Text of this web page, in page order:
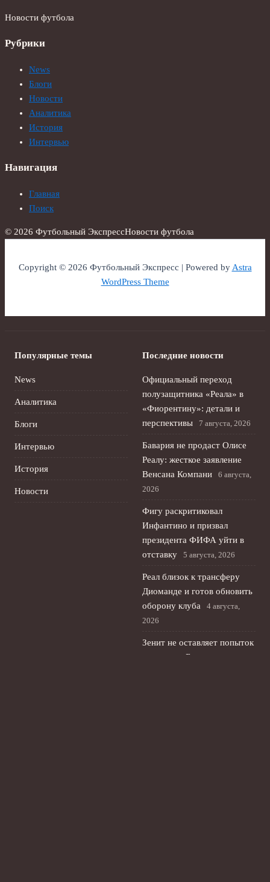
Новости футбола
Рубрики
News
Блоги
Новости
Аналитика
История
Интервью
Навигация
Главная
Поиск
© 2026 Футбольный ЭкспрессНовости футбола
Copyright © 2026 Футбольный Экспресс | Powered byAstra
WordPress Theme
Популярные темы
News
Аналитика
Блоги
Интервью
История
Новости
Последние новости
Официальный переход
полузащитника «Реала» в
«Фиорентину»: детали и
перспективы
7 августа, 2026
Бавария не продаст Олисе
Реалу: жесткое заявление
Венсана Компани
6 августа,
2026
Фигу раскритиковал
Инфантино и призвал
президента ФИФА уйти в
отставку
5 августа, 2026
Реал близок к трансферу
Диоманде и готов обновить
оборону клуба
4 августа,
2026
Зенит не оставляет попыток
подписать Батракова,